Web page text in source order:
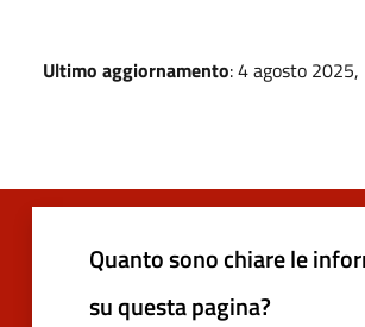
Ultimo aggiornamento: 4 agosto 2025,
Quanto sono chiare le
su questa pagina?